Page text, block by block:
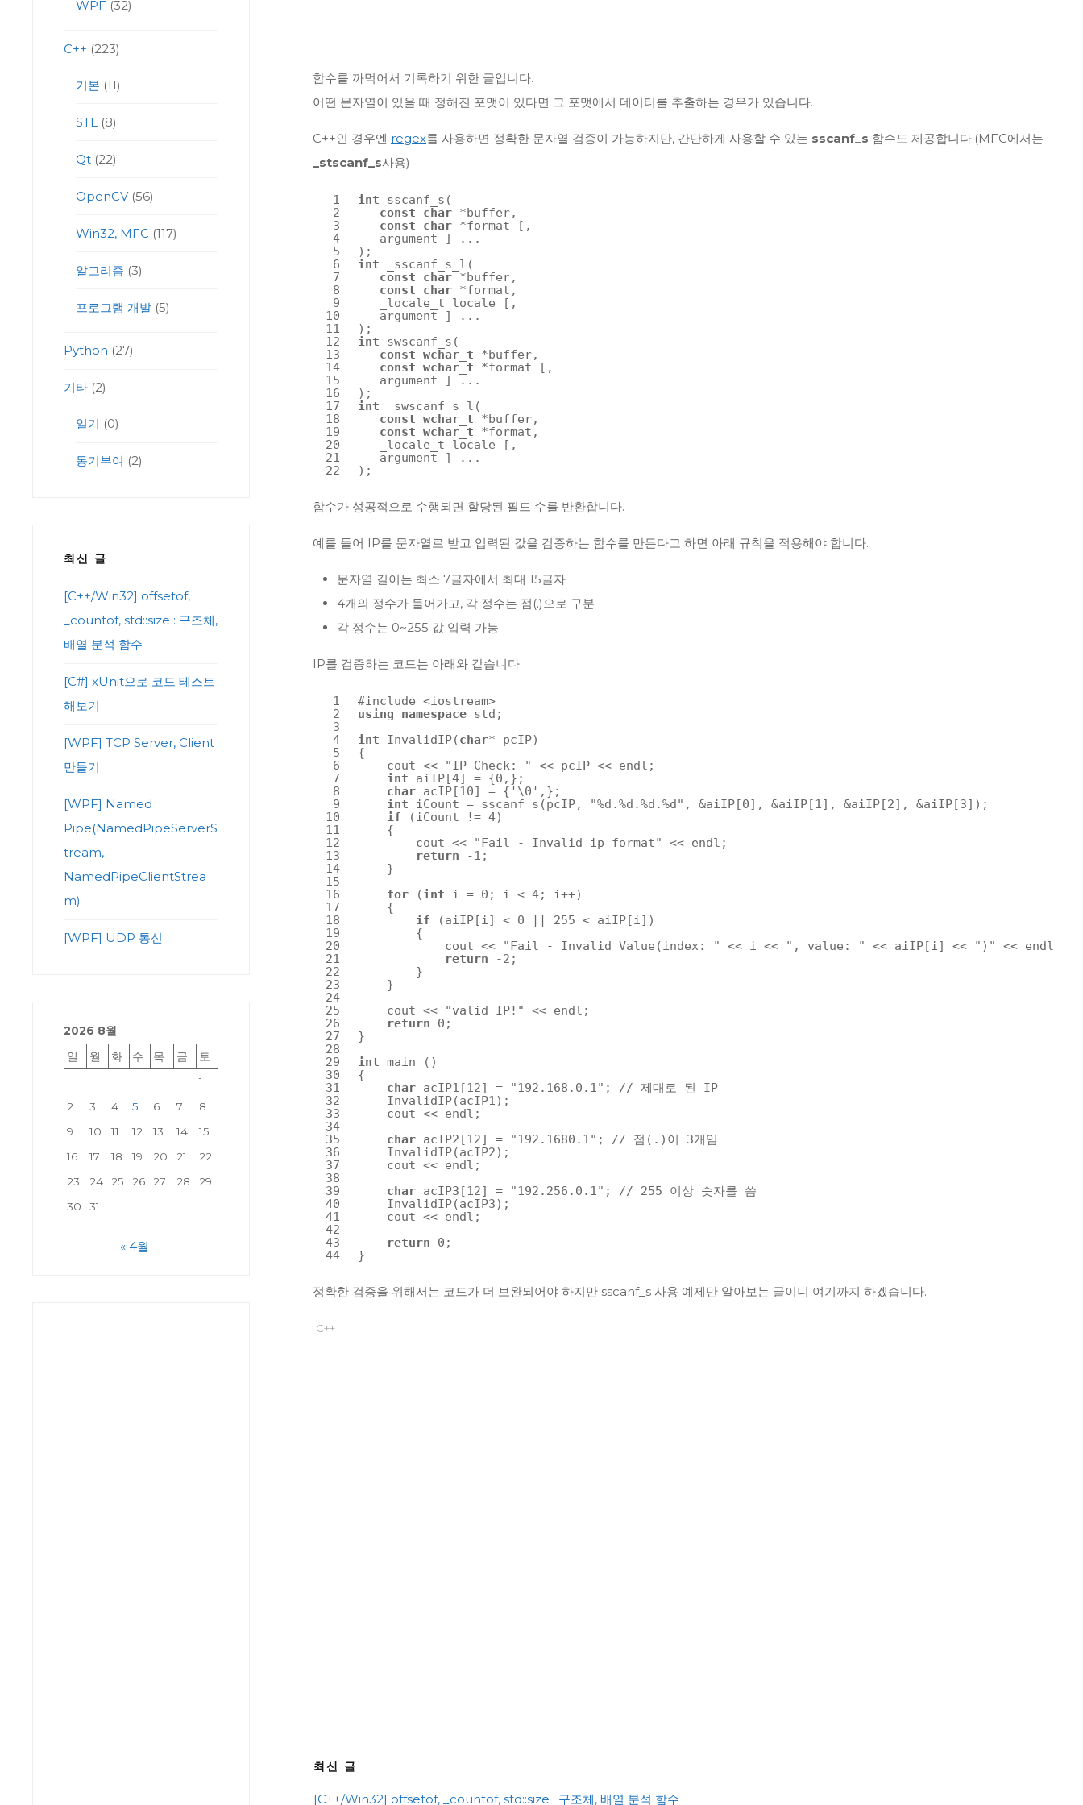
함수를 까먹어서 기록하기 위한 글입니다.
어떤 문자열이 있을 때 정해진 포맷이 있다면 그 포맷에서 데이터를 추출하는 경우가 있습니다.
C++인 경우엔 regex를 사용하면 정확한 문자열 검증이 가능하지만, 간단하게 사용할 수 있는 sscanf_s 함수도 제공합니다.(MFC에서는
_stscanf_s사용)
1
2
3
4
5
6
7
8
9
10
11
12
13
14
15
16
17
18
19
20
21
22
int
sscanf_s(
const
char *buffer,
const
char *format [,
argument ] ...
);
int
_sscanf_s_l(
const
char *buffer,
const
char *format,
_locale_t locale [,
argument ] ...
);
int
swscanf_s(
const wchar_t
*buffer,
const wchar_t
*format [,
argument ] ...
);
int
_swscanf_s_l(
const wchar_t
*buffer,
const wchar_t
*format,
_locale_t locale [,
argument ] ...
);
함수가 성공적으로 수행되면 할당된 필드 수를 반환합니다.
예를 들어 IP를 문자열로 받고 입력된 값을 검증하는 함수를 만든다고 하면 아래 규칙을 적용해야 합니다.
문자열 길이는 최소 7글자에서 최대 15글자
4개의 정수가 들어가고, 각 정수는 점(.)으로 구분
각 정수는 0~255 값 입력 가능
IP를 검증하는 코드는 아래와 같습니다.
1
2
3
4
5
6
7
8
9
10
11
12
13
14
15
16
17
18
19
20
21
22
23
24
25
26
27
28
29
30
31
32
33
34
35
36
37
38
39
40
41
42
43
44
#include <iostream>
using
namespace std;
int
InvalidIP(char* pcIP)
{
cout <<
"IP Check: "
<< pcIP << endl;
int
aiIP[4] = {0,};
char acIP[10] = { '\0' ,};
int
iCount = sscanf_s(pcIP, "%d.%d.%d.%d" , &aiIP[0], &aiIP[1], &aiIP[2], &aiIP[3]);
if
(iCount != 4)
{
cout <<
"Fail - Invalid ip format"
<< endl;
return
-1;
}
for
(int
i = 0; i < 4; i++)
{
if
(aiIP[i] < 0 || 255 < aiIP[i])
{
cout <<
"Fail - Invalid Value(index: " << i << ", value: " << aiIP[i] << ")"
<< endl;
return
-2;
}
}
cout <<
"valid IP!"
<< endl;
return
0;
}
int main ()
{
char acIP1[12] = "192.168.0.1" ;
// 제대로 된 IP
InvalidIP(acIP1);
cout << endl;
char acIP2[12] = "192.1680.1" ;
// 점(.)이 3개임
InvalidIP(acIP2);
cout << endl;
char acIP3[12] = "192.256.0.1" ;
// 255 이상 숫자를 씀
InvalidIP(acIP3);
cout << endl;
return
0;
}
정확한 검증을 위해서는 코드가 더 보완되어야 하지만 sscanf_s 사용 예제만 알아보는 글이니 여기까지 하겠습니다.
C++
최신 글
[C++/Win32] offsetof, _countof, std::size : 구조체, 배열 분석 함수
WPF (32)
C++ (223)
기본 (11)
STL (8)
Qt(22)
OpenCV(56)
Win32, MFC (117)
알고리즘 (3)
프로그램 개발(5)
Python (27)
기타(2)
일기 (0)
동기부여 (2)
최신 글
[C++/Win32] offsetof,
_countof, std::size : 구조체,
배열 분석 함수
[C#] xUnit으로 코드 테스트
해보기
[WPF] TCP Server, Client
만들기
[WPF] Named
Pipe(NamedPipeServerS
tream,
NamedPipeClientStrea
m)
[WPF] UDP 통신
2026 8월
일 월 화 수 목 금
토
1
2
3 4 5 6 7
8
9
10 11 12 13 14
15
16
17 18 19 20 21
22
23
24 25 26 27 28
29
30
31
« 4월